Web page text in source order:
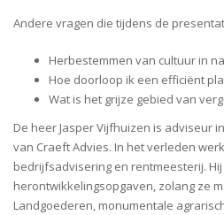
Andere vragen die tijdens de
Herbestemmen van cultuur in
Hoe doorloop ik een efficiënt
Wat is het grijze gebied van
De heer Jasper Vijfhuizen is adviseur
van Craeft Advies. In het verleden
bedrijfsadvisering en rentmeesterij.
herontwikkelingsopgaven, zolang ze
Landgoederen, monumentale